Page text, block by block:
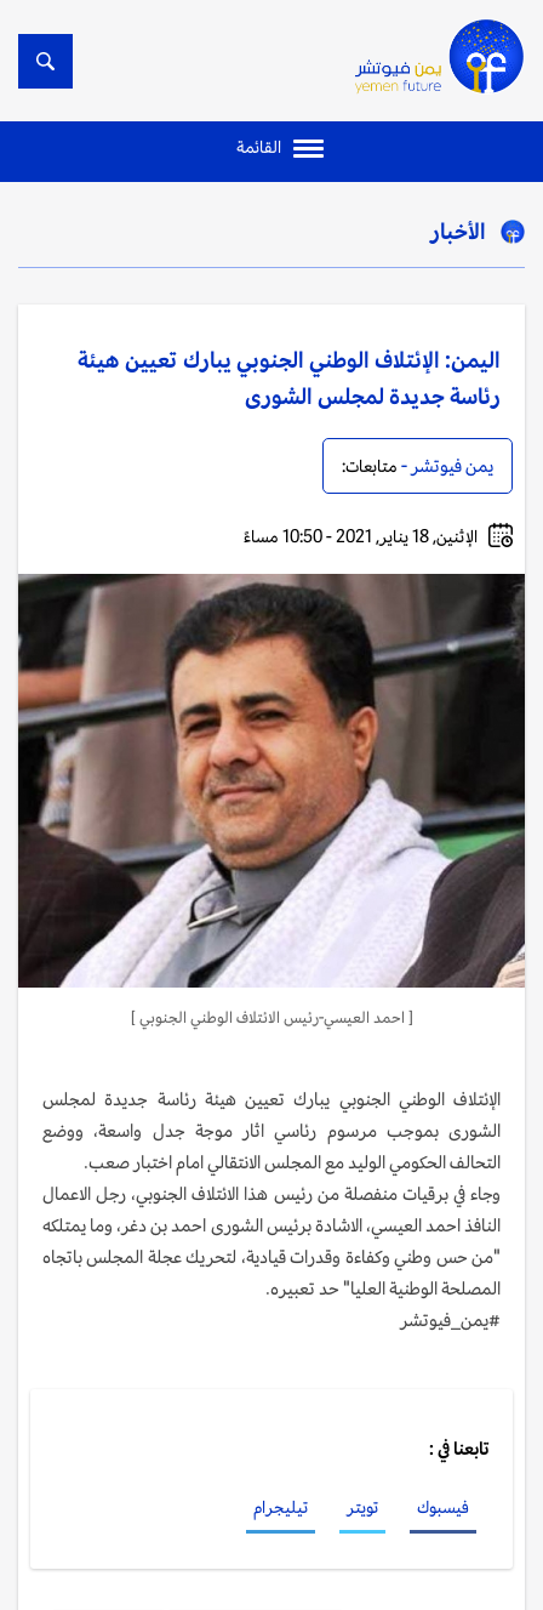
القائمة
الأخبار
اليمن: الإئتلاف الوطني الجنوبي يبارك تعيين هيئة
رئاسة جديدة لمجلس الشورى
يمن فيوتشر - متابعات:
الإثنين, 18 يناير, 2021 - 10:50 مساءً
[ احمد العيسي-رئيس الائتلاف الوطني الجنوبي ]
الإئتلاف الوطني الجنوبي يبارك تعيين هيئة رئاسة جديدة لمجلس
الشورى بموجب مرسوم رئاسي اثار موجة جدل واسعة، ووضع
التحالف الحكومي الوليد مع المجلس الانتقالي امام اختبار صعب.
وجاء في برقيات منفصلة من رئيس هذا الائتلاف الجنوبي، رجل الاعمال
النافذ احمد العيسي، الاشادة برئيس الشورى احمد بن دغر، وما يمتلكه
"من حس وطني وكفاءة وقدرات قيادية، لتحريك عجلة المجلس باتجاه
المصلحة الوطنية العليا" حد تعبيره.
#يمن_فيوتشر
تابعنا في :
فيسبوك تويتر تيليجرام